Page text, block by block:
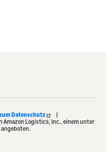
Datenschutz
|
Amazon Logistics, Inc., einem unter